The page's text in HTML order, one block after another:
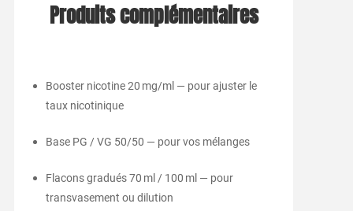
Produits complémentaires
Booster nicotine 20 mg/ml — pour ajuster le
taux nicotinique
Base PG / VG 50/50 — pour vos mélanges
Flacons gradués 70 ml / 100 ml — pour
transvasement ou dilution